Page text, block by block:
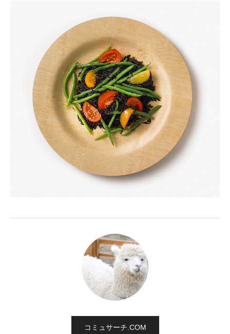
コミュサーチ.COM